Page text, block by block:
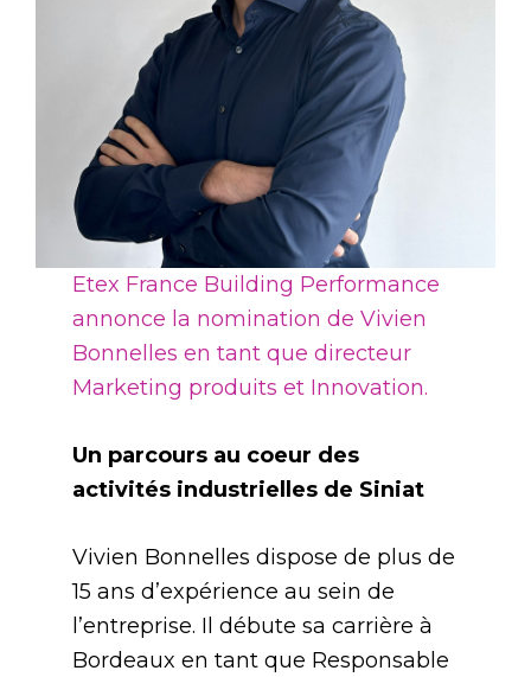
Etex France Building Performance
annonce la nomination de Vivien
Bonnelles en tant que directeur
Marketing produits et Innovation.
Un parcours au coeur des
activités industrielles de Siniat
Vivien Bonnelles dispose de plus de
15 ans d’expérience au sein de
l’entreprise. Il débute sa carrière à
Bordeaux en tant que Responsable